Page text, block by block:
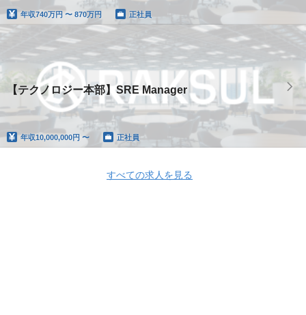
年収740万円 〜 870万円 正社員
【テクノロジー本部】SRE Manager
年収10,000,000円 〜 正社員
すべての求人を見る